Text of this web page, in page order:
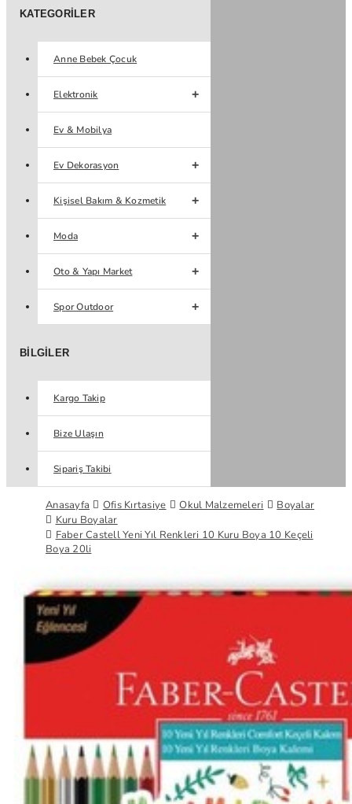
KATEGORILER
Anne Bebek Çocuk
Elektronik
Ev & Mobilya
Ev Dekorasyon
Kişisel Bakım & Kozmetik
Moda
Oto & Yapı Market
Spor Outdoor
BILGILER
Kargo Takip
Bize Ulaşın
Sipariş Takibi
Anasayfa Ofis Kırtasiye Okul Malzemeleri
Boyalar
Kuru Boyalar
Faber Castell Yeni Yıl Renkleri 10 Kuru Boya 10 Keçeli
Boya 20li